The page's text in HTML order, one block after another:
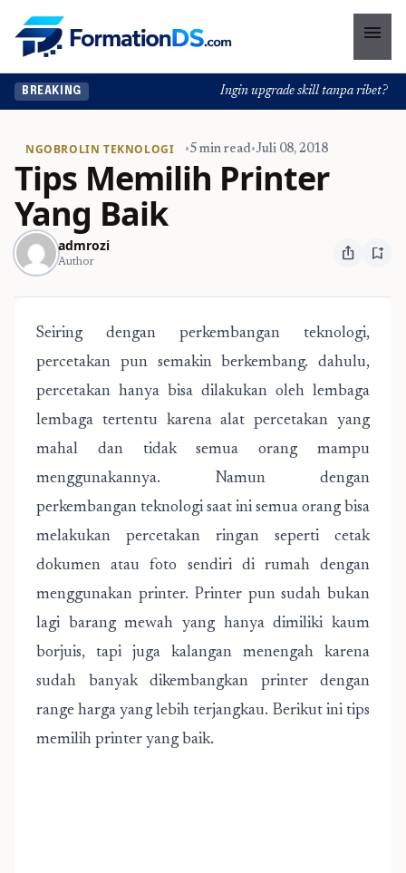
menu
BREAKING Ingin upgrade skill tanpa ribet?
NGOBROLIN TEKNOLOGI •5 min read•Juli 08, 2018
Tips Memilih Printer
Yang Baik
admrozi
Author ios_share bookmark_add
Seiring dengan perkembangan teknologi,
percetakan pun semakin berkembang. dahulu,
percetakan hanya bisa dilakukan oleh lembaga
lembaga tertentu karena alat percetakan yang
mahal dan tidak semua orang mampu
menggunakannya. Namun dengan
perkembangan teknologi saat ini semua orang bisa
melakukan percetakan ringan seperti cetak
dokumen atau foto sendiri di rumah dengan
menggunakan printer. Printer pun sudah bukan
lagi barang mewah yang hanya dimiliki kaum
borjuis, tapi juga kalangan menengah karena
sudah banyak dikembangkan printer dengan
range harga yang lebih terjangkau. Berikut ini tips
memilih printer yang baik.